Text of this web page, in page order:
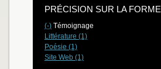
PRÉCISION SUR LA FORME
(-) Témoignage
Littérature (1)
Poésie (1)
Site Web (1)